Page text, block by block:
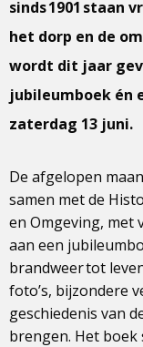
sinds 1901 staan
het dorp en de
wordt dit jaar
jubileumboek én
zaterdag 13 juni.
De afgelopen
samen met de
en Omgeving, met
aan een
brandweer tot
foto’s, bijzondere
geschiedenis van
brengen. Het boek